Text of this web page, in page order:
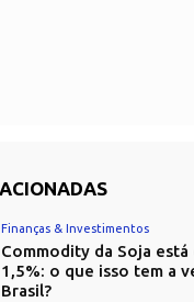
Finanças & Investimentos
Commodity da Soja está
1,5%: o que isso tem a
Brasil?